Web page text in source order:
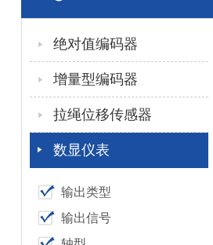
绝对值编码器
增量型编码器
拉绳位移传感器
数显仪表
输出类型
输出信号